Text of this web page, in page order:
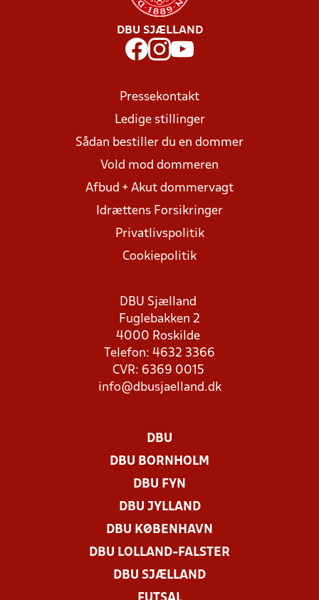
DBU SJÆLLAND
Pressekontakt
Ledige stillinger
Sådan bestiller du en dommer
Vold mod dommeren
Afbud + Akut dommervagt
Idrættens Forsikringer
Privatlivspolitik
Cookiepolitik
DBU Sjælland
Fuglebakken 2
4000 Roskilde
Telefon: 4632 3366
CVR: 6369 0015
info@dbusjaelland.dk
DBU
DBU BORNHOLM
DBU FYN
DBU JYLLAND
DBU KØBENHAVN
DBU LOLLAND-FALSTER
DBU SJÆLLAND